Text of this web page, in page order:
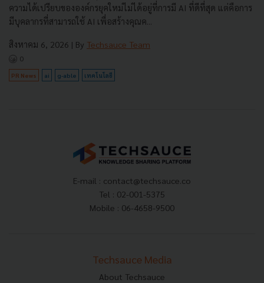
ความได้เปรียบขององค์กรยุคใหม่ไม่ได้อยู่ที่การมี AI ที่ดีที่สุด แต่คือการ
มีบุคลากรที่สามารถใช้ AI เพื่อสร้างคุณค...
สิงหาคม 6, 2026 | By Techsauce Team
0
PR News ai g-able เทคโนโลยี
E-mail : contact@techsauce.co
Tel : 02-001-5375
Mobile : 06-4658-9500
Techsauce Media
About Techsauce